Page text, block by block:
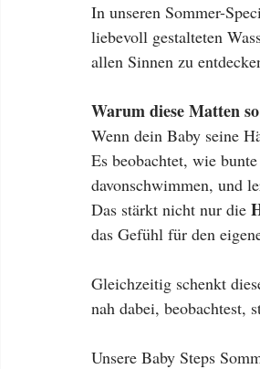
In unseren Sommer-
liebevoll gestalteten
allen Sinnen zu
Warum diese Matten
Wenn dein Baby seine
Es beobachtet, wie
davonschwimmen, und
Das stärkt nicht nur die
das Gefühl für den
Gleichzeitig schenkt
nah dabei,
Unsere Baby Steps